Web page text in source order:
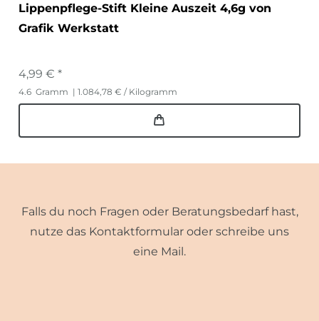
Lippenpflege-Stift Kleine Auszeit 4,6g von
Grafik Werkstatt
4,99 € *
4.6 Gramm | 1.084,78 € / Kilogramm
Falls du noch Fragen oder Beratungsbedarf hast,
nutze das Kontaktformular oder schreibe uns
eine Mail.